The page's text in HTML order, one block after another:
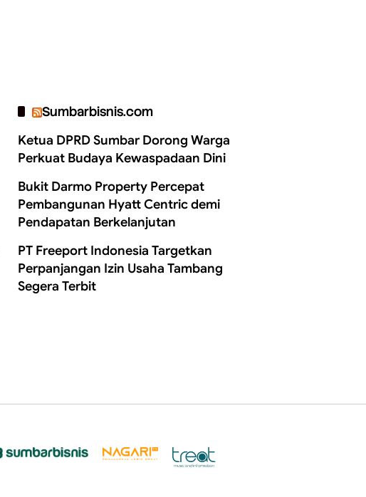
Sumbarbisnis.com
Ketua DPRD Sumbar Dorong Warga
Perkuat Budaya Kewaspadaan Dini
Bukit Darmo Property Percepat
Pembangunan Hyatt Centric demi
Pendapatan Berkelanjutan
PT Freeport Indonesia Targetkan
Perpanjangan Izin Usaha Tambang
Segera Terbit